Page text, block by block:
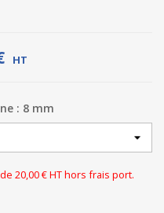
HT
: 8 mm
20,00 € HT hors frais port.